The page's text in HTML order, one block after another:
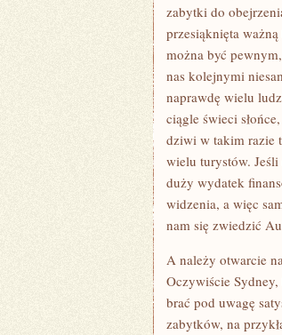
zabytki do
przesiąknięta
można być
nas kolejnymi
naprawdę wielu
ciągle świeci
dziwi w takim razie
wielu turystów.
duży wydatek
widzenia, a więc
nam się zwiedzić
A należy otwarcie
Oczywiście
brać pod uwagę
zabytków, na